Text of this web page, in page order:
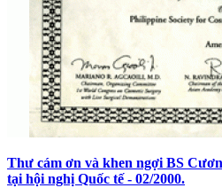
Thư cám ơn và khen ngợi BS
tại hội nghị Quốc tế - 02/2000.